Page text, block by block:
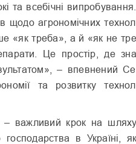
та всебічні
щодо агрономічних
«як треба», а й «як не
Це простір, де
– впевнений
та розвитку
– важливий крок на
господарства в Україні,
2026